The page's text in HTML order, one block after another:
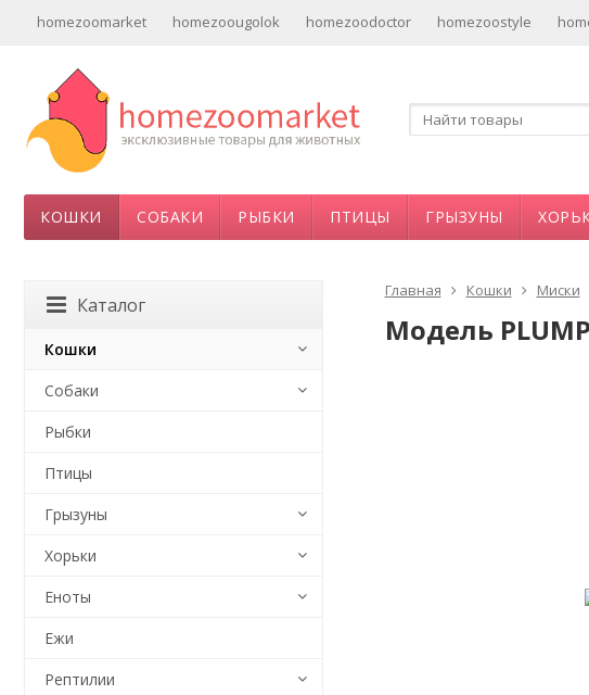
homezoomarket homezoougolok homezoodoctor homezoostyle
КОШКИ СОБАКИ РЫБКИ ПТИЦЫ ГРЫЗУНЫ
Главная Кошки Миски
Модель
Каталог
Кошки
Собаки
Рыбки
Птицы
Грызуны
Хорьки
Еноты
Ежи
Рептилии